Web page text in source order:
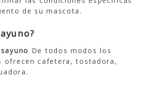
de su mascota.
De todos modos los
ofrecen cafetera, tostadora,